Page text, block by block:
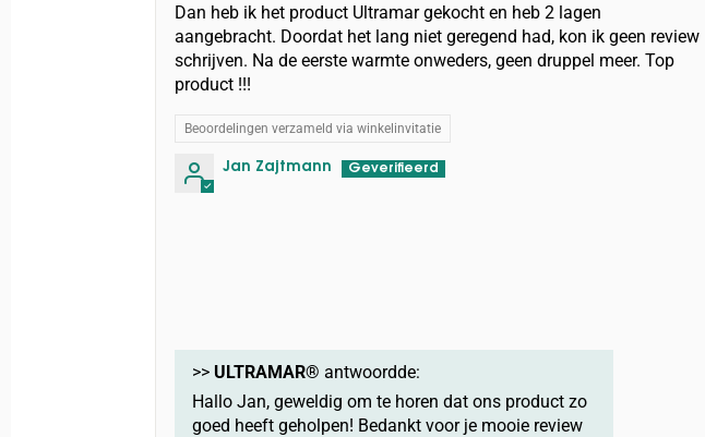
Jan Zajtmann
Dan heb ik het product Ultramar gekocht en heb 2 lagen
aangebracht. Doordat het lang niet geregend had, kon ik geen review
schrijven. Na de eerste warmte onweders, geen druppel meer. Top
product !!!
Beoordelingen verzameld via winkelinvitatie
>> ULTRAMAR® antwoordde:
Hallo Jan, geweldig om te horen dat ons product zo
goed heeft geholpen! Bedankt voor je mooie review